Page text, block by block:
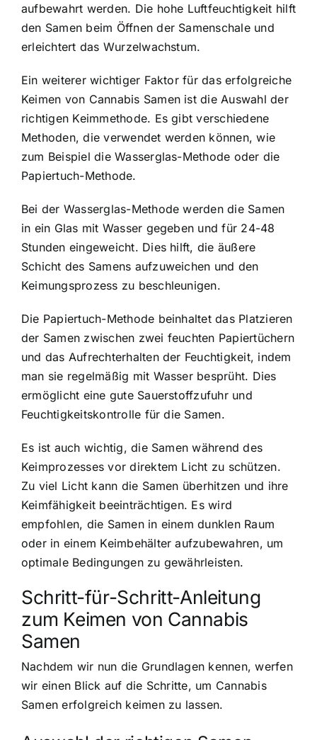
aufbewahrt werden. Die hohe Luftfeuchtigkeit hilft
den Samen beim Öffnen der Samenschale und
erleichtert das Wurzelwachstum.
Ein weiterer wichtiger Faktor für das erfolgreiche
Keimen von Cannabis Samen ist die Auswahl der
richtigen Keimmethode. Es gibt verschiedene
Methoden, die verwendet werden können, wie
zum Beispiel dieWasserglas-Methode oder die
Papiertuch-Methode.
Bei der Wasserglas-Methode werden die Samen
in ein Glas mit Wasser gegeben und für 24-48
Stunden eingeweicht. Dies hilft, die äußere
Schicht des Samens aufzuweichen und den
Keimungsprozess zu beschleunigen.
Die Papiertuch-Methode beinhaltet das Platzieren
der Samen zwischen zwei feuchten Papiertüchern
und das Aufrechterhalten der Feuchtigkeit, indem
man sie regelmäßig mit Wasser besprüht. Dies
ermöglicht eine gute Sauerstoffzufuhr und
Feuchtigkeitskontrolle für die Samen.
Es ist auch wichtig, die Samen während des
Keimprozesses vor direktem Licht zu schützen.
Zu viel Licht kann die Samen überhitzen und ihre
Keimfähigkeit beeinträchtigen. Es wird
empfohlen, die Samen in einem dunklen Raum
oder in einem Keimbehälter aufzubewahren, um
optimale Bedingungen zu gewährleisten.
Schritt-für-Schritt-Anleitung
zum Keimen von Cannabis
Samen
Nachdem wir nun die Grundlagen kennen, werfen
wir einen Blick auf die Schritte, um Cannabis
Samen erfolgreich keimen zu lassen.